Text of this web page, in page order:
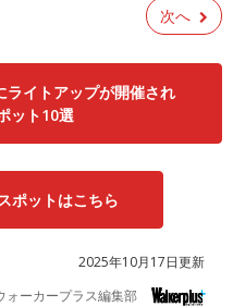
次へ
イトアップが開催され
ット10選
ポットはこちら
2025年10月17日更新
ォーカープラス編集部